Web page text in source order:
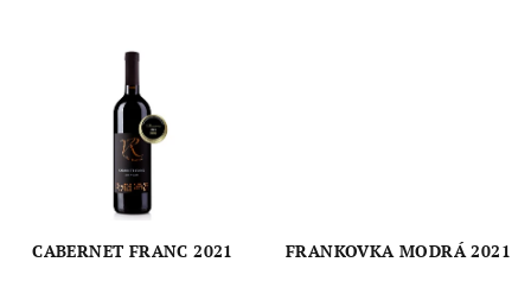
CABERNET FRANC 2021 FRANKOVKA MODRÁ 2021